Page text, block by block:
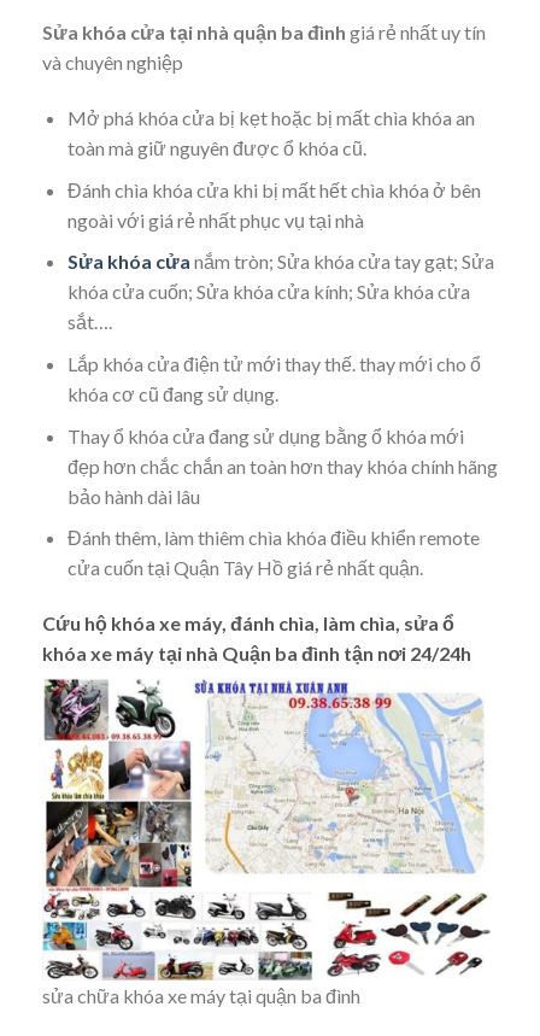
Sửa khóa cửa tại nhà quận ba đình giá rẻ nhất uy tín
và chuyên nghiệp
Mở phá khóa cửa bị kẹt hoặc bị mất chìa khóa an
toàn mà giữ nguyên được ổ khóa cũ.
Đánh chìa khóa cửa khi bị mất hết chìa khóa ở bên
ngoài với giá rẻ nhất phục vụ tại nhà
Sửa khóa cửa nắm tròn; Sửa khóa cửa tay gạt; Sửa
khóa cửa cuốn; Sửa khóa cửa kính; Sửa khóa cửa
sắt….
Lắp khóa cửa điện tử mới thay thế. thay mới cho ổ
khóa cơ cũ đang sử dụng.
Thay ổ khóa cửa đang sử dụng bằng ổ khóa mới
đẹp hơn chắc chắn an toàn hơn thay khóa chính hãng
bảo hành dài lâu
Đánh thêm, làm thiêm chìa khóa điều khiển remote
cửa cuốn tại Quận Tây Hồ giá rẻ nhất quận.
Cứu hộ khóa xe máy, đánh chìa, làm chìa, sửa ổ
khóa xe máy tại nhà Quận ba đình tận nơi 24/24h
sửa chữa khóa xe máy tại quận ba đình